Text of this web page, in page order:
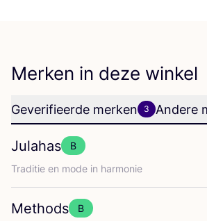
Merken in deze winkel
Geverifieerde merken 3 Andere
Julahas
B
Tra­di­tie en mode in harmonie
Methods B